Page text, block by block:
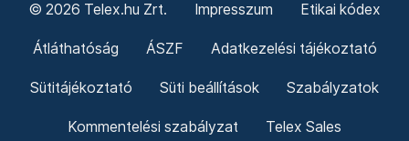
© 2026 Telex.hu Zrt. Impresszum Etikai kódex
Átláthatóság ÁSZF Adatkezelési tájékoztató
Sütitájékoztató Süti beállítások Szabályzatok
Kommentelési szabályzat Telex Sales